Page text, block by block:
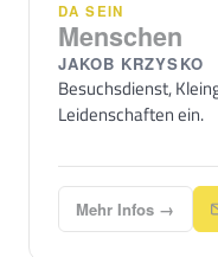
DA SEIN
Menschen
JAKOB KRZYSKO
Besuchsdienst,
Leidenschaften ein.
Mehr Infos →